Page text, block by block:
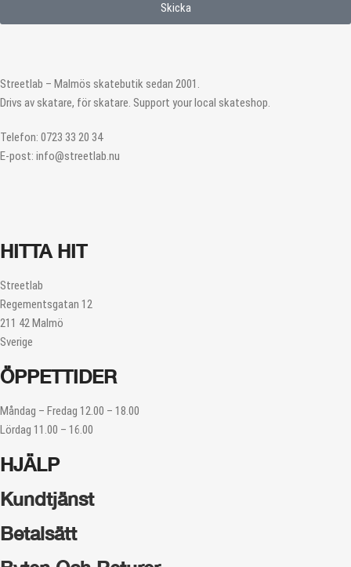
Skicka
Streetlab – Malmös skatebutik sedan 2001.
Drivs av skatare, för skatare. Support your local skateshop.
Telefon: 0723 33 20 34
E-post: info@streetlab.nu
HITTA HIT
Streetlab
Regementsgatan 12
211 42 Malmö
Sverige
ÖPPETTIDER
Måndag – Fredag 12.00 – 18.00
Lördag 11.00 – 16.00
HJÄLP
Kundtjänst
Betalsätt